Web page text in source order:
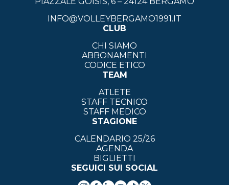
INFO@VOLLEYBERGAMO1991.IT
CLUB
CHI SIAMO
ABBONAMENTI
CODICE ETICO
TEAM
ATLETE
STAFF TECNICO
STAFF MEDICO
STAGIONE
CALENDARIO 25/26
AGENDA
BIGLIETTI
SEGUICI SUI SOCIAL